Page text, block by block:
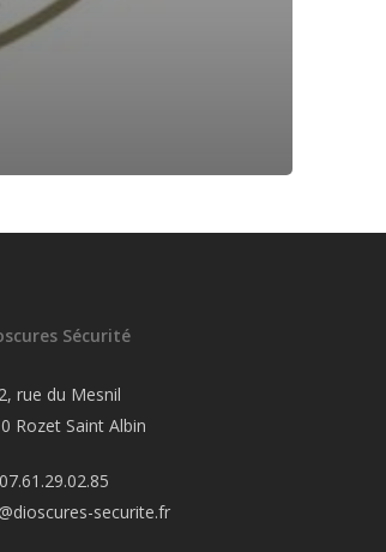
Sécurité
rue du Mesnil
Rozet Saint Albin
07.61.29.02.85
securite.fr